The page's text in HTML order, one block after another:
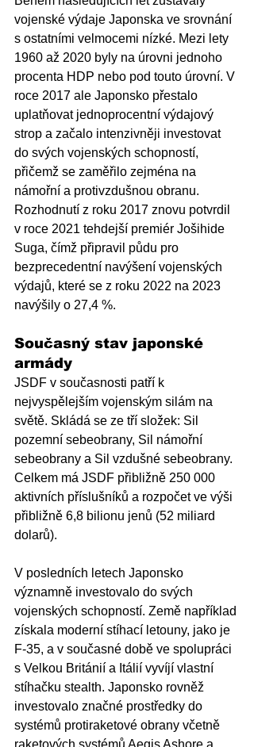
vojenské výdaje Japonska ve srovnání
s ostatními velmocemi nízké. Mezi lety
1960 až 2020 byly na úrovni jednoho
procenta HDP nebo pod touto úrovní. V
roce 2017 ale Japonsko přestalo
uplatňovat jednoprocentní výdajový
strop a začalo intenzivněji investovat
do svých vojenských schopností,
přičemž se zaměřilo zejména na
námořní a protivzdušnou obranu.
Rozhodnutí z roku 2017 znovu potvrdil
v roce 2021 tehdejší premiér Jošihide
Suga, čímž připravil půdu pro
bezprecedentní navýšení vojenských
výdajů, které se z roku 2022 na 2023
navýšily o 27,4 %.
Současný stav japonské
armády
JSDF v současnosti patří k
nejvyspělejším vojenským silám na
světě. Skládá se ze tří složek: Sil
pozemní sebeobrany, Sil námořní
sebeobrany a Sil vzdušné sebeobrany.
Celkem má JSDF přibližně 250 000
aktivních příslušníků a rozpočet ve výši
přibližně 6,8 bilionu jenů (52 miliard
dolarů).
V posledních letech Japonsko
významně investovalo do svých
vojenských schopností. Země například
získala moderní stíhací letouny, jako je
F-35, a v současné době ve spolupráci
s Velkou Británií a Itálií vyvíjí vlastní
stíhačku stealth. Japonsko rovněž
investovalo značné prostředky do
systémů protiraketové obrany včetně